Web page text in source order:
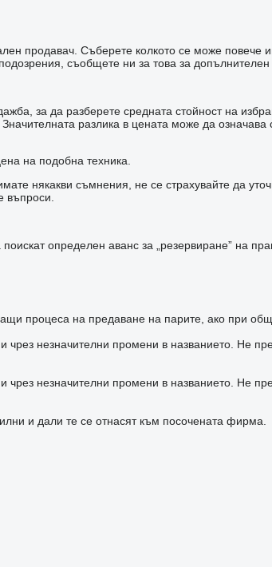
продавач. Съберете колкото се може повече
съобщете ни за това за
за да разберете средната стойност на
разлика в цената може да
на подобна техника.
някакви съмнения, не се страхувайте да
въпроси.
определен аванс за „резервиране” на
процеса на предаване на парите, ако при
незначителни промени в названието. Не
незначителни промени в названието. Не
и дали те се отнасят към посочената фирма.